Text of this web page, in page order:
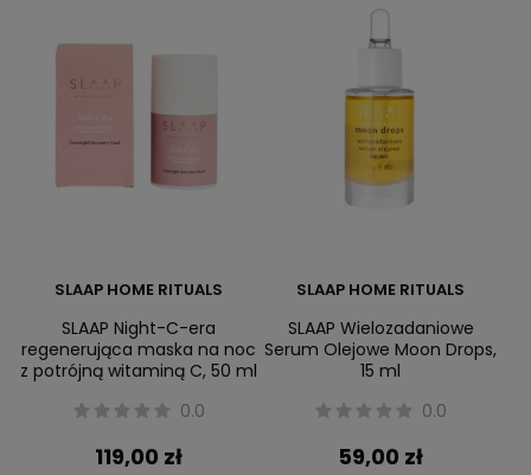
SLAAP HOME RITUALS
SLAAP Night-C-era
regenerująca maska na noc
z potrójną witaminą C, 50 ml
0.0
119,00 zł
SLAAP HOME RITUALS
SLAAP Wielozadaniowe
Serum Olejowe Moon Drops,
15 ml
0.0
59,00 zł